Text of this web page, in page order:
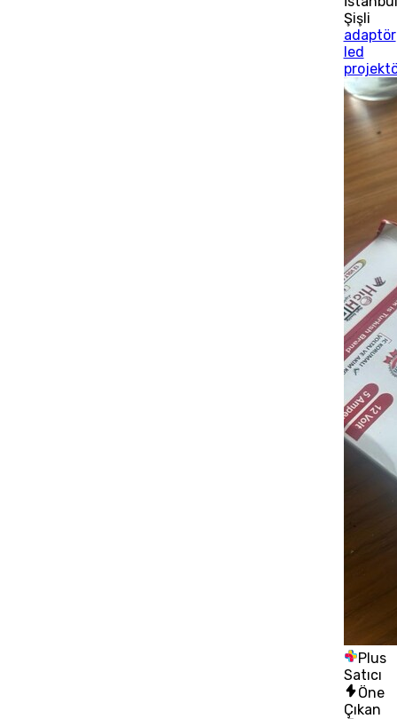
Şişli
adaptör
led
Plus
Satıcı
Öne
Çıkan